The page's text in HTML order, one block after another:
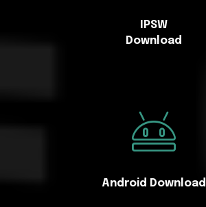
IPSW
Download
Android Download